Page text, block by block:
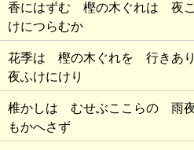
香にはずむ 樫の木ぐれは 夜
けにつらむか
花季は 樫の木ぐれを 行きあ
夜ふけにけり
椎かしは むせぶここらの 雨
もかへさず